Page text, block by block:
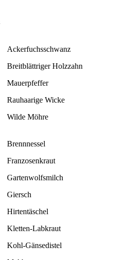
Ackerfuchsschwanz
Breitblättriger Holzzahn
Mauerpfeffer
Rauhaarige Wicke
Wilde Möhre
Brennnessel
Franzosenkraut
Gartenwolfsmilch
Giersch
Hirtentäschel
Kletten-Labkraut
Kohl-Gänsedistel